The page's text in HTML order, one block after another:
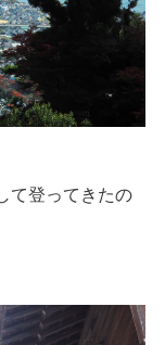
て登ってきたの